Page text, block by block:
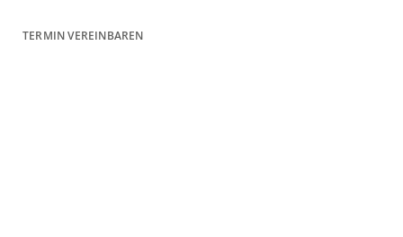
TERMIN VEREINBAREN